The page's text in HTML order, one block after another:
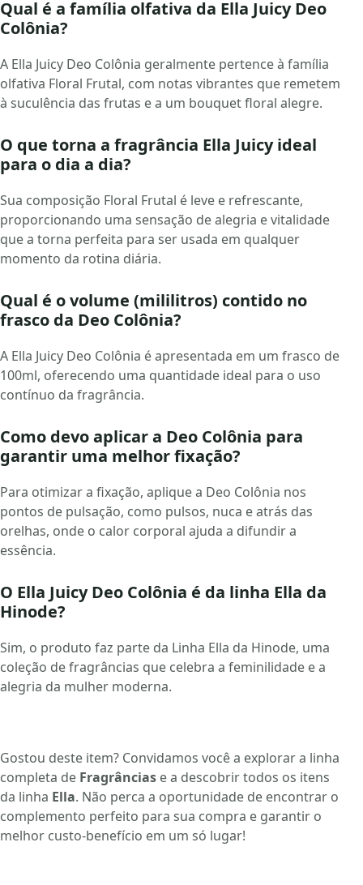
Qual é a família olfativa da Ella Juicy Deo
Colônia?
A Ella Juicy Deo Colônia geralmente pertence à família
olfativa Floral Frutal, com notas vibrantes que remetem
à suculência das frutas e a um bouquet floral alegre.
O que torna a fragrância Ella Juicy ideal
para o dia a dia?
Sua composição Floral Frutal é leve e refrescante,
proporcionando uma sensação de alegria e vitalidade
que a torna perfeita para ser usada em qualquer
momento da rotina diária.
Qual é o volume (mililitros) contido no
frasco da Deo Colônia?
A Ella Juicy Deo Colônia é apresentada em um frasco de
100ml, oferecendo uma quantidade ideal para o uso
contínuo da fragrância.
Como devo aplicar a Deo Colônia para
garantir uma melhor fixação?
Para otimizar a fixação, aplique a Deo Colônia nos
pontos de pulsação, como pulsos, nuca e atrás das
orelhas, onde o calor corporal ajuda a difundir a
essência.
O Ella Juicy Deo Colônia é da linha Ella da
Hinode?
Sim, o produto faz parte da Linha Ella da Hinode, uma
coleção de fragrâncias que celebra a feminilidade e a
alegria da mulher moderna.
Gostou deste item? Convidamos você a explorar a linha
completa de Fragrâncias e a descobrir todos os itens
da linha Ella. Não perca a oportunidade de encontrar o
complemento perfeito para sua compra e garantir o
melhor custo-benefício em um só lugar!